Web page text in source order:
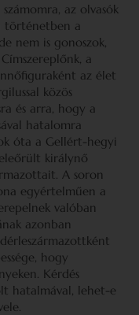
az olvasók
történetben a
nem is gonoszok,
a
az élet
közös
és arra, hogy a
hatalomra
óta a Gellért-hegyi
királynő
A soron
egyértelműen a
valóban
azonban
hogy
Kérdés
hatalmával, lehet-e